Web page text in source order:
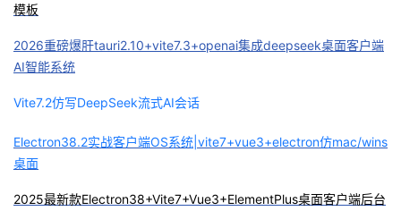
模板
2026重磅爆肝tauri2.10+vite7.3+openai集成deepseek桌面客户端
AI智能系统
Vite7.2仿写DeepSeek流式AI会话
Electron38.2实战客户端OS系统|vite7+vue3+electron仿mac/wins
桌面
2025最新款Electron38+Vite7+Vue3+ElementPlus桌面客户端后台